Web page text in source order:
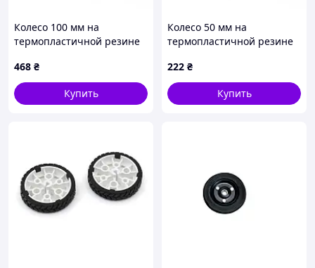
Колесо 100 мм на
термопластичной резине
нержавеющем
кронштейне с отверстием
468 ₴
Купить
Колесо 50 мм на
термопластичной резине
нержавеющем
кронштейне с отверстием
и тормозом
222 ₴
Купить